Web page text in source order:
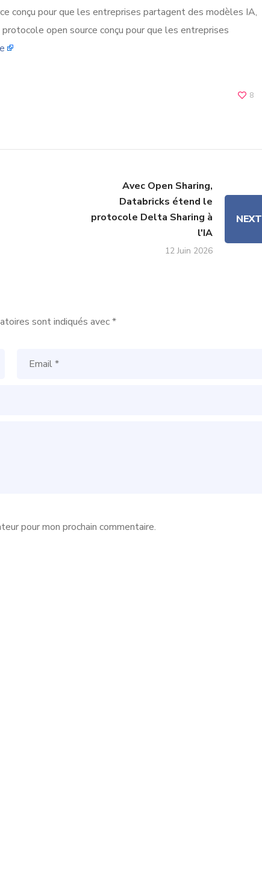
conçu pour que les entreprises partagent des modèles IA,
open source conçu pour que les entreprises
8
Avec Open Sharing,
Databricks étend le
protocole Delta Sharing à
l'IA
12 Juin 2026
NEXT
sont indiqués avec*
pour mon prochain commentaire.